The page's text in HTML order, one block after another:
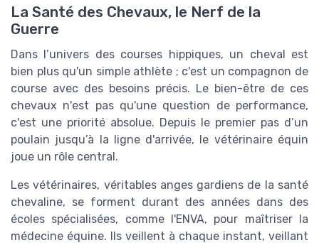
La Santé des Chevaux, le Nerf de la
Guerre
Dans l’univers des courses hippiques, un cheval est
bien plus qu'un simple athlète ; c'est un compagnon de
course avec des besoins précis. Le bien-être de ces
chevaux n'est pas qu'une question de performance,
c'est une priorité absolue. Depuis le premier pas d’un
poulain jusqu’à la ligne d'arrivée, le vétérinaire équin
joue un rôle central.
Les vétérinaires, véritables anges gardiens de la santé
chevaline, se forment durant des années dans des
écoles spécialisées, comme l'ENVA, pour maîtriser la
médecine équine. Ils veillent à chaque instant, veillant